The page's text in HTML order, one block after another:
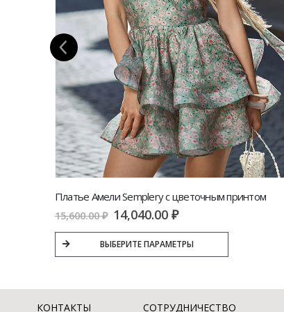
Платье Амели Semplery с цветочным принтом
15,600.00₽ 14,040.00 ₽
ВЫБЕРИТЕ ПАРАМЕТРЫ
КОНТАКТЫ СОТРУДНИЧЕСТВО